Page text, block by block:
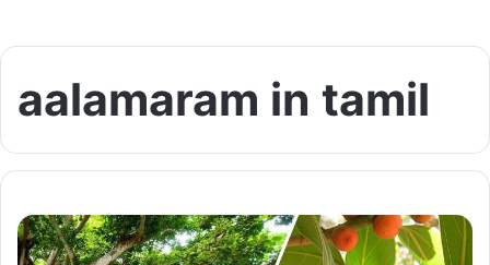
aalamaram in tamil